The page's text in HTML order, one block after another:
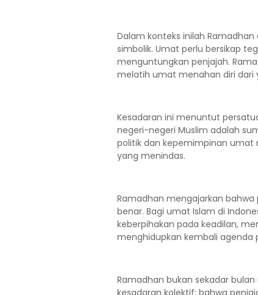
Dalam konteks inilah
simbolik. Umat perlu bersikap
menguntungkan penjajah.
melatih umat menahan diri dari
Kesadaran ini menuntut
negeri-negeri Muslim adalah
politik dan kepemimpinan umat
yang menindas.
Ramadhan mengajarkan bahwa
benar. Bagi umat Islam di
keberpihakan pada keadilan,
menghidupkan kembali agenda
Ramadhan bukan sekadar
kesadaran kolektif: bahwa